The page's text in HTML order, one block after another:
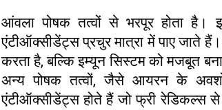
आंवला पोषक तत्वों से भरपूर होता है।
एंटीऑक्सीडेंट्स प्रचुर मात्रा में पाए
करता है, बल्कि इम्यून सिस्टम को मजबूत
अन्य पोषक तत्वों, जैसे आयरन के
एंटीऑक्सीडेंट्स होते हैं जो फ्री रेडिकल्स